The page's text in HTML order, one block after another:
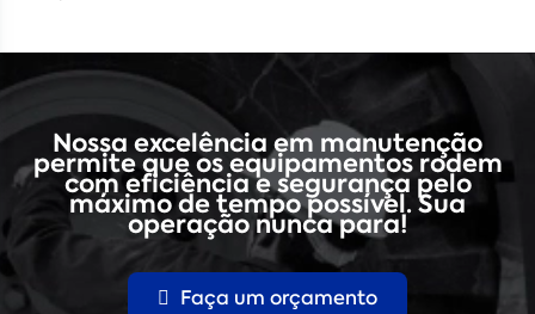
Nossa excelência em manutenção
permite que os equipamentos rodem
com eficiência e segurança pelo
máximo de tempo possível. Sua
operação nunca para!
Faça um orçamento